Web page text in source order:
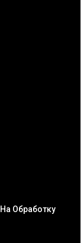
Обработку